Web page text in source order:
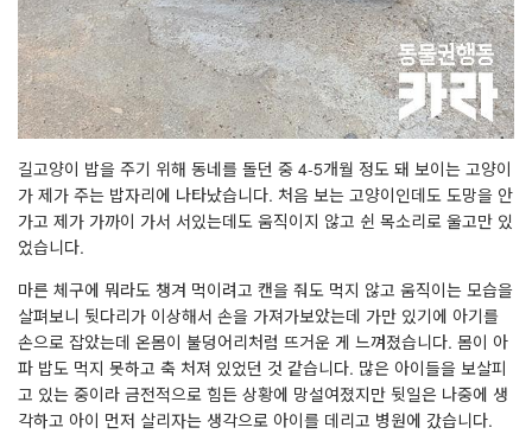
길고양이 밥을 주기 위해 동네를 돌던 중 4-5개월 정도 돼 보이는 고양이
가 제가 주는 밥자리에 나타났습니다. 처음 보는 고양이인데도 도망을 안
가고 제가 가까이 가서 서있는데도 움직이지 않고 쉰 목소리로 울고만 있
었습니다.
마른 체구에 뭐라도 챙겨 먹이려고 캔을 줘도 먹지 않고 움직이는 모습을
살펴보니 뒷다리가 이상해서 손을 가져가보았는데 가만 있기에 아기를
손으로 잡았는데 온몸이 불덩어리처럼 뜨거운 게 느껴졌습니다. 몸이 아
파 밥도 먹지 못하고 축 처져 있었던 것 같습니다. 많은 아이들을 보살피
고 있는 중이라 금전적으로 힘든 상황에 망설여졌지만 뒷일은 나중에 생
각하고 아이 먼저 살리자는 생각으로 아이를 데리고 병원에 갔습니다.